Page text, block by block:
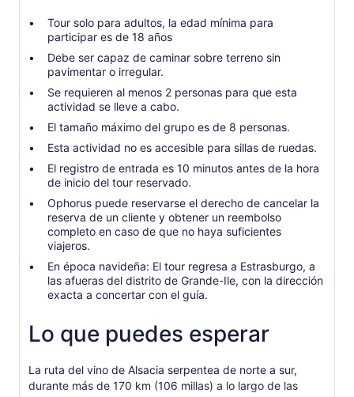
Tour solo para adultos, la edad mínima para
participar es de 18 años
Debe ser capaz de caminar sobre terreno sin
pavimentar o irregular.
Se requieren al menos 2 personas para que esta
actividad se lleve a cabo.
El tamaño máximo del grupo es de 8 personas.
Esta actividad no es accesible para sillas de ruedas.
El registro de entrada es 10 minutos antes de la hora
de inicio del tour reservado.
Ophorus puede reservarse el derecho de cancelar la
reserva de un cliente y obtener un reembolso
completo en caso de que no haya suficientes
viajeros.
En época navideña: El tour regresa a Estrasburgo, a
las afueras del distrito de Grande-Ile, con la dirección
exacta a concertar con el guía.
Lo que puedes esperar
La ruta del vino de Alsacia serpentea de norte a sur,
durante más de 170 km (106 millas) a lo largo de las